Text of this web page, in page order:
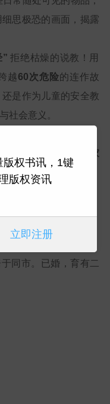
思极恐的画面，揭露
” 拒绝枯燥的说教！用
越60次危险的连作故
是作为儿童的安全教
社会意义。
处公开的全新绘制独家
同市。已婚，育有二
版权书讯，1键
版权资讯
立即注册